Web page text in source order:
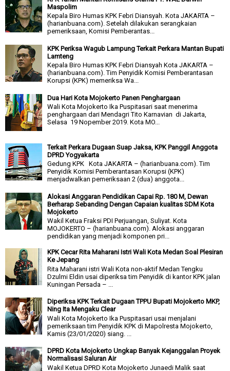
Maspolim
Kepala Biro Humas KPK Febri Diansyah. Kota JAKARTA –
(harianbuana.com). Setelah dilakukan serangkaian
pemeriksaan, Komisi Pemberantas...
KPK Periksa Wagub Lampung Terkait Perkara Mantan Bupati
Lamteng
Kepala Biro Humas KPK Febri Diansyah Kota JAKARTA –
(harianbuana.com). Tim Penyidik Komisi Pemberantasan
Korupsi (KPK) memeriksa Wa...
Dua Hari Kota Mojokerto Panen Penghargaan
Wali Kota Mojokerto Ika Puspitasari saat menerima
penghargaan dari Mendagri Tito Karnavian di Jakarta,
Selasa 19 Nopember 2019. Kota MO...
Terkait Perkara Dugaan Suap Jaksa, KPK Panggil Anggota
DPRD Yogyakarta
Gedung KPK Kota JAKARTA – (harianbuana.com). Tim
Penyidik Komisi Pemberantasan Korupsi (KPK)
menjadwalkan pemeriksaan 2 (dua) anggota...
Alokasi Anggaran Pendidikan Capai Rp. 180 M, Dewan
Berharap Sebanding Dengan Capaian kualitas SDM Kota
Mojokerto
Wakil Ketua Fraksi PDI Perjuangan, Suliyat. Kota
MOJOKERTO – (harianbuana.com). Alokasi anggaran
pendidikan yang menjadi komponen pri...
KPK Cecar Rita Maharani Istri Wali Kota Medan Soal Plesiran
Ke Jepang
Rita Maharani istri Wali Kota non-aktif Medan Tengku
Dzulmi Eldin usai diperiksa tim Penyidik di kantor KPK jalan
Kuningan Persada – ...
Diperiksa KPK Terkait Dugaan TPPU Bupati Mojokerto MKP,
Ning Ita Mengaku Clear
Wali Kota Mojokerto Ika Puspitasari usai menjalani
pemeriksaan tim Penyidik KPK di Mapolresta Mojokerto,
Kamis (23/01/2020) siang. ...
DPRD Kota Mojokerto Ungkap Banyak Kejanggalan Proyek
Normalisasi Saluran Air
Wakil Ketua DPRD Kota Mojokerto Junaedi Malik saat